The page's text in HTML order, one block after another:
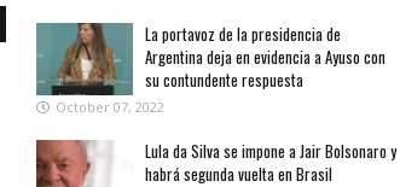
La portavoz de la presidencia de
Argentina deja en evidencia a Ayuso con
su contundente respuesta
October 07, 2022
Lula da Silva se impone a Jair Bolsonaro y
habrá segunda vuelta en Brasil